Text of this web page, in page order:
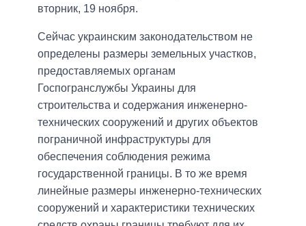
вторник, 19 ноября.
Сейчас украинским законодательством не
определены размеры земельных участков,
предоставляемых органам
Госпогранслужбы Украины для
строительства и содержания инженерно-
технических сооружений и других объектов
пограничной инфраструктуры для
обеспечения соблюдения режима
государственной границы. В то же время
линейные размеры инженерно-технических
сооружений и характеристики технических